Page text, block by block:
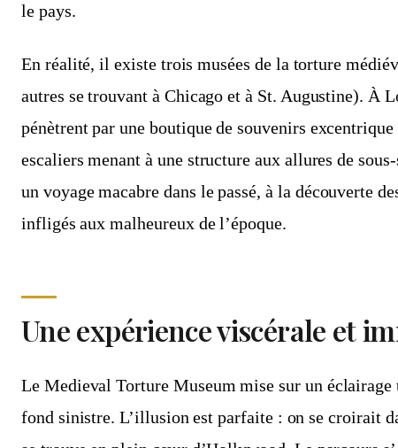
le pays.
En réalité, il existe trois musées de la torture
autres se trouvant à Chicago et à St. Augustine). À
pénètrent par une boutique de souvenirs excentrique
escaliers menant à une structure aux allures de
un voyage macabre dans le passé, à la découverte
infligés aux malheureux de l’époque.
Une expérience viscérale et
Le Medieval Torture Museum mise sur un éclairage
fond sinistre. L’illusion est parfaite : on se croirait